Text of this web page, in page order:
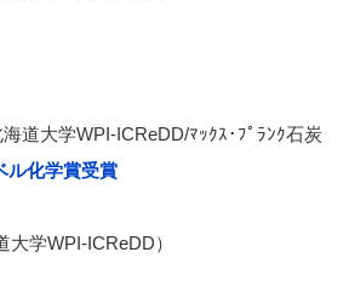
道大学WPI-ICReDD/ﾏｯｸｽ･ﾌﾟﾗﾝｸ石炭
ル化学賞受賞
大学WPI-ICReDD）